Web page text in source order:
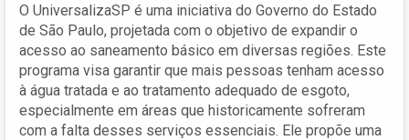
O UniversalizaSP é uma iniciativa do Governo do Estado
de São Paulo, projetada com o objetivo de expandir o
acesso ao saneamento básico em diversas regiões. Este
programa visa garantir que mais pessoas tenham acesso
à água tratada e ao tratamento adequado de esgoto,
especialmente em áreas que historicamente sofreram
com a falta desses serviços essenciais. Ele propõe uma